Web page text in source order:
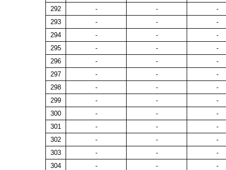
292
- -
-
293
- -
-
294
- -
-
295
- -
-
296
- -
-
297
- -
-
298
- -
-
299
- -
-
300
- -
-
301
- -
-
302
- -
-
303
- -
-
304
- -
-